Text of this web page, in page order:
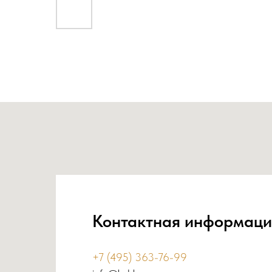
Контактная
+7 (495) 363-76-99